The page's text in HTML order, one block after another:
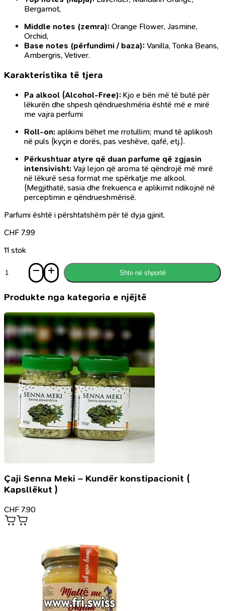
Bergamot,
Middle notes (zemra): Orange Flower, Jasmine,
Orchid,
Base notes (përfundimi / baza): Vanilla, Tonka Beans,
Ambergris, Vetiver.
Karakteristika të tjera
Pa alkool (Alcohol-Free): Kjo e bën më të butë për
lëkurën dhe shpesh qëndrueshmëria është më e mirë
me vajra perfumi
Roll-on: aplikimi bëhet me rrotullim; mund të aplikosh
në puls (kyçin e dorës, pas veshëve, qafë, etj.).
Përkushtuar atyre që duan parfume që zgjasin
intensivisht: Vaji lejon që aroma të qëndrojë më mirë
në lëkurë sesa format me spërkatje me alkool.
(Megjithatë, sasia dhe frekuenca e aplikimit ndikojnë në
perceptimin e qëndrueshmërisë.
Parfumi është i përshtatshëm për të dyja gjinit.
CHF 7.99
11 stok
Parfum
Al
6ml
Shto në shportë
Produkte nga kategoria e njëjtë
Çaji Senna Meki – Kundër konstipacionit (
Kapsllëkut )
CHF 7.90